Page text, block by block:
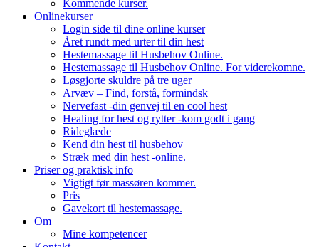
Kommende kurser.
Onlinekurser
Login side til dine online kurser
Året rundt med urter til din hest
Hestemassage til Husbehov Online.
Hestemassage til Husbehov Online. For viderekomne.
Løsgjorte skuldre på tre uger
Arvæv – Find, forstå, formindsk
Nervefast -din genvej til en cool hest
Healing for hest og rytter -kom godt i gang
Rideglæde
Kend din hest til husbehov
Stræk med din hest -online.
Priser og praktisk info
Vigtigt før massøren kommer.
Pris
Gavekort til hestemassage.
Om
Mine kompetencer